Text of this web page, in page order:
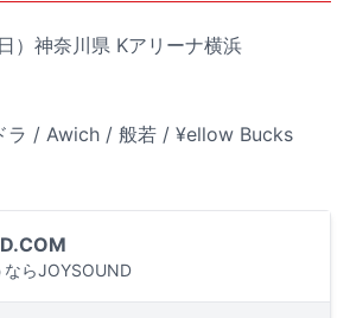
）神奈川県 Kアリーナ横浜
ラ / Awich / 般若 / ¥ellow Bucks
ならJOYSOUND